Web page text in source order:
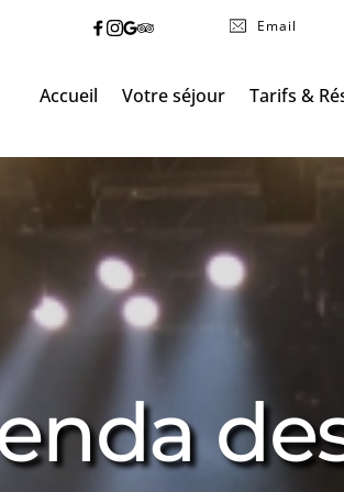
Email
Accueil Votre séjour Tarifs &